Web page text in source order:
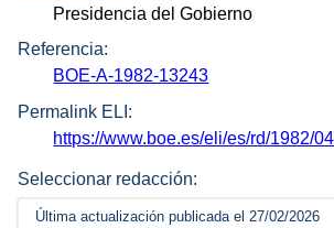
Presidencia del Gobierno
Referencia:
BOE-A-1982-13243
Permalink ELI:
https://www.boe.es/eli/es/rd/1982/
Seleccionar redacción:
Última actualización publicada el 27/02/2026